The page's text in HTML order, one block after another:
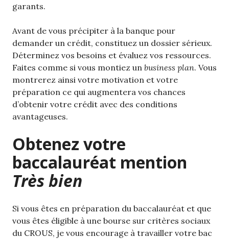
garants.
Avant de vous précipiter à la banque pour
demander un crédit, constituez un dossier sérieux.
Déterminez vos besoins et évaluez vos ressources.
Faites comme si vous montiez un business plan. Vous
montrerez ainsi votre motivation et votre
préparation ce qui augmentera vos chances
d’obtenir votre crédit avec des conditions
avantageuses.
Obtenez votre
baccalauréat mention
Très bien
Si vous êtes en préparation du baccalauréat et que
vous êtes éligible à une bourse sur critères sociaux
du CROUS, je vous encourage à travailler votre bac